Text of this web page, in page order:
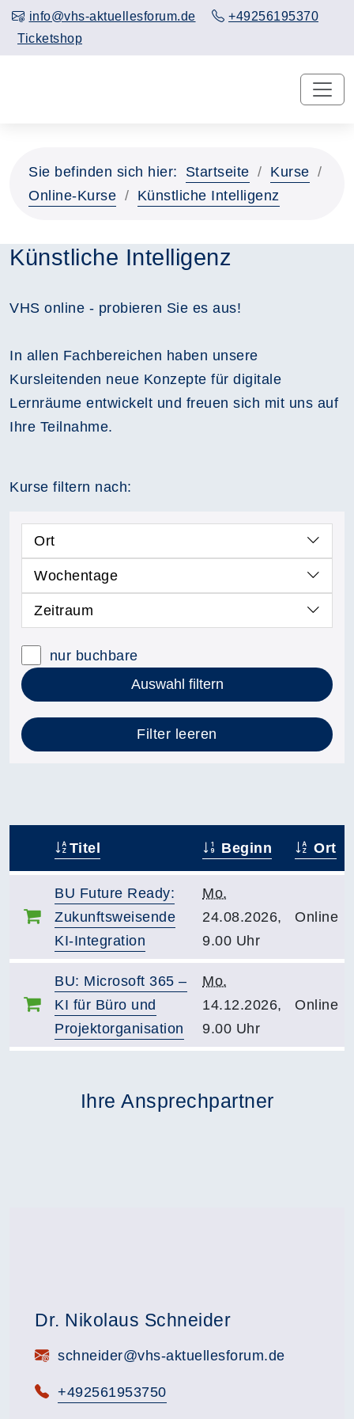
info@vhs-aktuellesforum.de
+49256195370
Ticketshop
Sie befinden sich hier: Startseite
Kurse
Online-Kurse
Künstliche Intelligenz
Künstliche Intelligenz
VHS online - probieren Sie es aus!
In allen Fachbereichen haben unsere
Kursleitenden neue Konzepte für digitale
Lernräume entwickelt und freuen sich mit uns auf
Ihre Teilnahme.
Kurse filtern nach:
Ort
Wochentage
Zeitraum
nur buchbare
Auswahl filtern
Filter leeren
Titel Beginn Ort
BU Future Ready:
Zukunftsweisende
KI-Integration
Mo.
24.08.2026,
9.00 Uhr
Online
BU: Microsoft 365 –
KI für Büro und
Projektorganisation
Mo.
14.12.2026,
9.00 Uhr
Online
Ihre Ansprechpartner
Dr. Nikolaus Schneider
E-Mail:schneider@vhs-aktuellesforum.de
Telefon:
+492561953750